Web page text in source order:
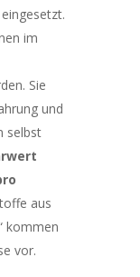
im
Sie
und
selbst
aus
kommen
vor.